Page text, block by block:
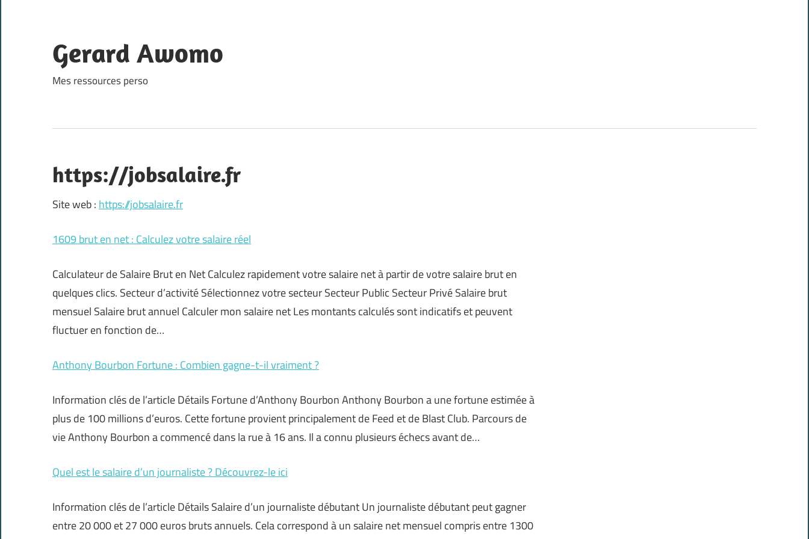
content
Gerard Awomo
Mes ressources perso
https://jobsalaire.fr
Site web : https://jobsalaire.fr
1609 brut en net : Calculez votre salaire réel
Calculateur de Salaire Brut en Net Calculez rapidement votre salaire net à partir de votre salaire brut en
quelques clics. Secteur d’activité Sélectionnez votre secteur Secteur Public Secteur Privé Salaire brut
mensuel Salaire brut annuel Calculer mon salaire net Les montants calculés sont indicatifs et peuvent
fluctuer en fonction de…
Anthony Bourbon Fortune : Combien gagne-t-il vraiment ?
Information clés de l’article Détails Fortune d’Anthony Bourbon Anthony Bourbon a une fortune estimée à
plus de 100 millions d’euros. Cette fortune provient principalement de Feed et de Blast Club. Parcours de
vie Anthony Bourbon a commencé dans la rue à 16 ans. Il a connu plusieurs échecs avant de…
Quel est le salaire d’un journaliste ? Découvrez-le ici
Information clés de l’article Détails Salaire d’un journaliste débutant Un journaliste débutant peut gagner
entre 20 000 et 27 000 euros bruts annuels. Cela correspond à un salaire net mensuel compris entre 1300